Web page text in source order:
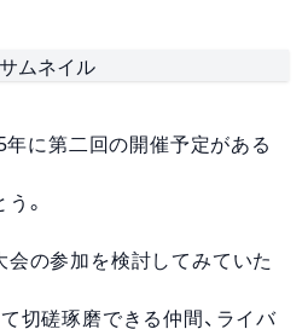
年に第二回の開催予定がある
。
の参加を検討してみていた
切磋琢磨できる仲間、ライバ